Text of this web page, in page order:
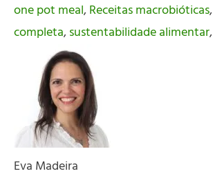
one pot meal,Receitas macrobióticas,
completa,sustentabilidade alimentar,
Eva Madeira